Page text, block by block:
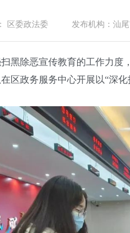
区委政法委 发布机构： 汕
除恶宣传教育的工作力度
区政务服务中心开展以“深